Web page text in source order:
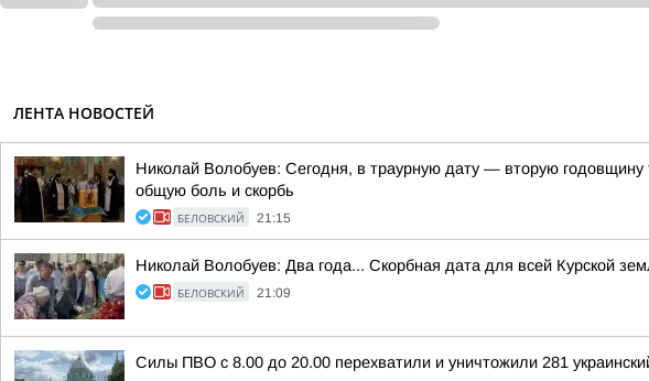
ЛЕНТА НОВОСТЕЙ
Николай Волобуев: Сегодня, в траурную дату — вторую годовщину
общую боль и скорбь
БЕЛОВСКИЙ 21:15
Николай Волобуев: Два года... Скорбная дата для всей Курской
БЕЛОВСКИЙ 21:09
Силы ПВО с 8.00 до 20.00 перехватили и уничтожили 281